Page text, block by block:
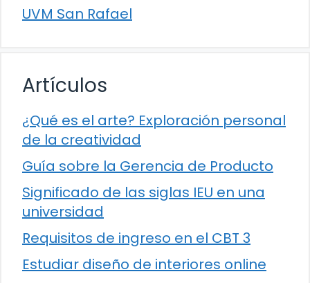
UVM San Rafael
Artículos
¿Qué es el arte? Exploración personal
de la creatividad
Guía sobre la Gerencia de Producto
Significado de las siglas IEU en una
universidad
Requisitos de ingreso en el CBT 3
Estudiar diseño de interiores online